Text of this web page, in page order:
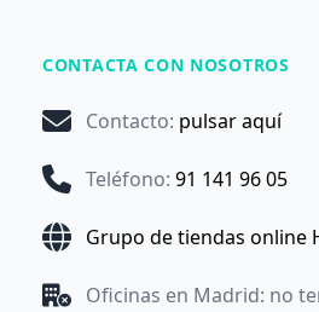
CONTACTA CON NOSOTROS
Contacto: pulsar aquí
Teléfono: 91 141 96 05
Grupo de tiendas online
Oficinas en Madrid: no